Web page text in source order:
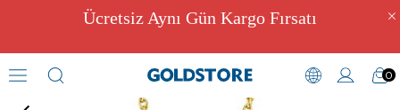
Ücretsiz Aynı Gün Kargo Fırsatı
0
Pırlantalı Kolye Modelleri